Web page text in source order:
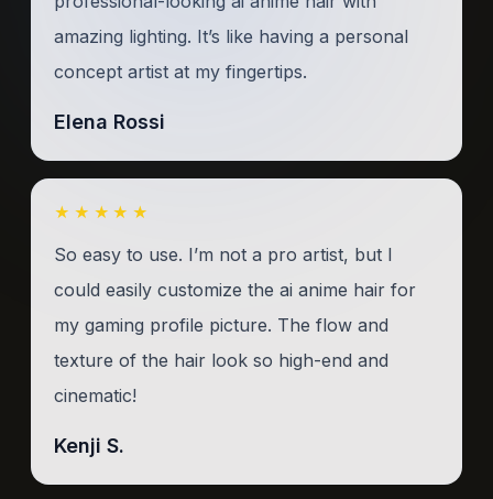
amazing lighting. It’s like having a personal
concept artist at my fingertips.
Elena Rossi
★★★★★
So easy to use. I’m not a pro artist, but I
could easily customize the ai anime hair for
my gaming profile picture. The flow and
texture of the hair look so high-end and
cinematic!
Kenji S.